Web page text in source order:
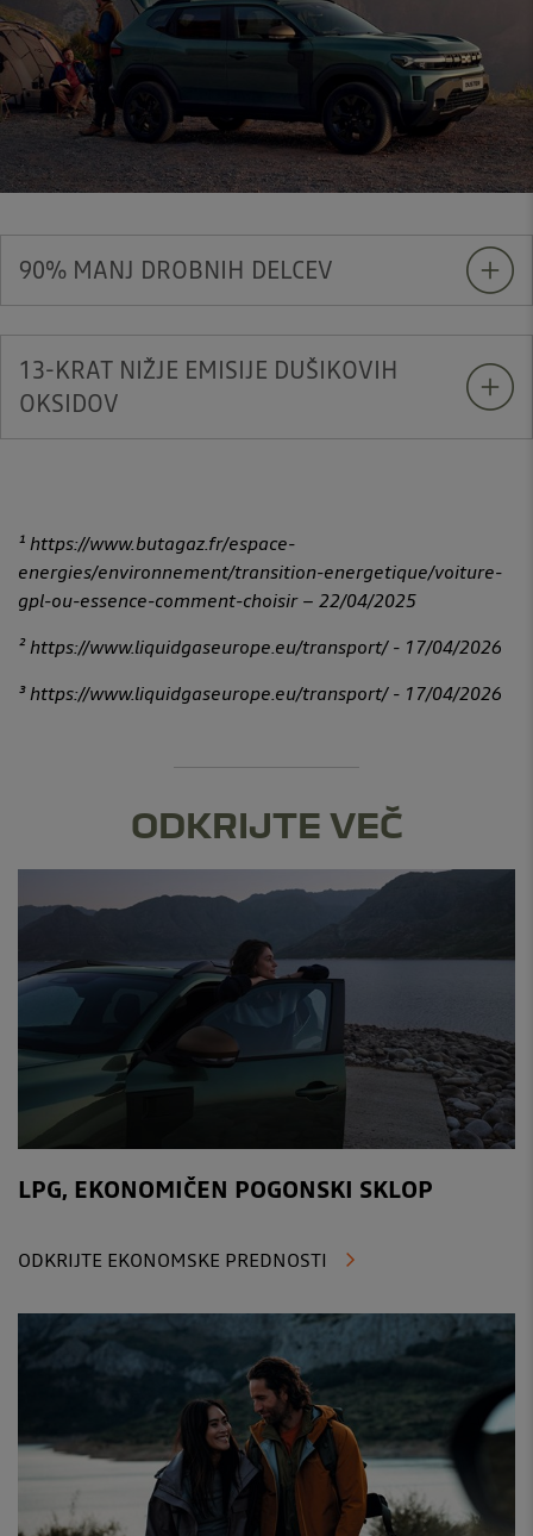
90% MANJ DROBNIH DELCEV
13-KRAT NIŽJE EMISIJE DUŠIKOVIH
OKSIDOV
¹ https://www.butagaz.fr/espace-
energies/environnement/transition-energetique/voiture-
gpl-ou-essence-comment-choisir – 22/04/2025
² https://www.liquidgaseurope.eu/transport/ - 17/04/2026
³ https://www.liquidgaseurope.eu/transport/ - 17/04/2026
ODKRIJTE VEČ
LPG, EKONOMIČEN POGONSKI SKLOP
ODKRIJTE EKONOMSKE PREDNOSTI